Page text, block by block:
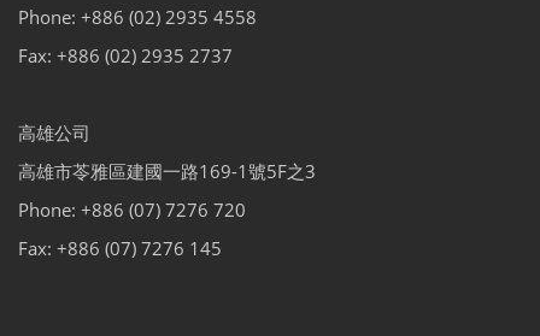
Phone: +886 (02) 2935 4558
Fax: +886 (02) 2935 2737
高雄公司
高雄市苓雅區建國一路169-1號5F之3
Phone: +886 (07) 7276 720
Fax: +886 (07) 7276 145